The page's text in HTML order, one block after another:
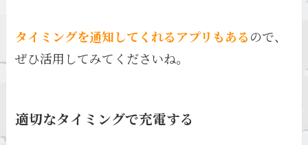
タイミングを通知してくれるアプリもあるので、
ぜひ活用してみてくださいね。
適切なタイミングで充電する